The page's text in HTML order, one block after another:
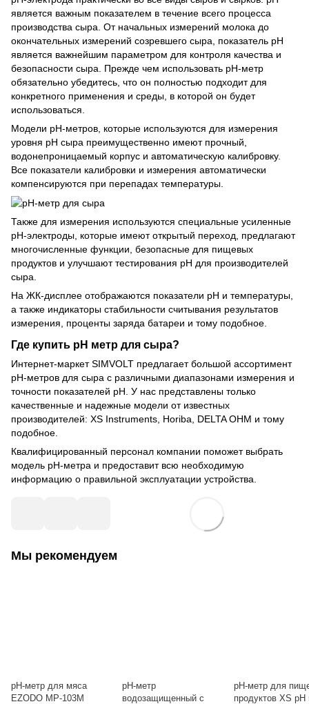
является важным показателем в течение всего процесса
производства сыра. От начальных измерений молока до
окончательных измерений созревшего сыра, показатель рН
является важнейшим параметром для контроля качества и
безопасности сыра. Прежде чем использовать рН-метр
обязательно убедитесь, что он полностью подходит для
конкретного применения и среды, в которой он будет
использоваться.
Модели рН-метров, которые используются для измерения
уровня рН сыра преимущественно имеют прочный,
водонепроницаемый корпус и автоматическую калибровку.
Все показатели калибровки и измерения автоматически
компенсируются при перепадах температуры.
Также для измерения используются специальные усиленные
pH-электроды, которые имеют открытый переход, предлагают
многочисленные функции, безопасные для пищевых
продуктов и улучшают тестирования pH для производителей
сыра.
На ЖК-дисплее отображаются показатели рН и температуры,
а также индикаторы стабильности считывания результатов
измерения, проценты заряда батареи и тому подобное.
Где купить рН метр для сыра?
Интернет-маркет SIMVOLT предлагает большой ассортимент
рН-метров для сыра с различными диапазонами измерения и
точности показателей рН. У нас представлены только
качественные и надежные модели от известных
производителей: XS Instruments, Horiba, DELTA OHM и тому
подобное.
Квалифицированный персонал компании поможет выбрать
модель рН-метра и предоставит всю необходимую
информацию о правильной эксплуатации устройства.
Мы рекомендуем
pH-метр для мяса
EZODO MP-103M
рН-метр
водозащищенный с
pH-метр для
продуктов XS pH